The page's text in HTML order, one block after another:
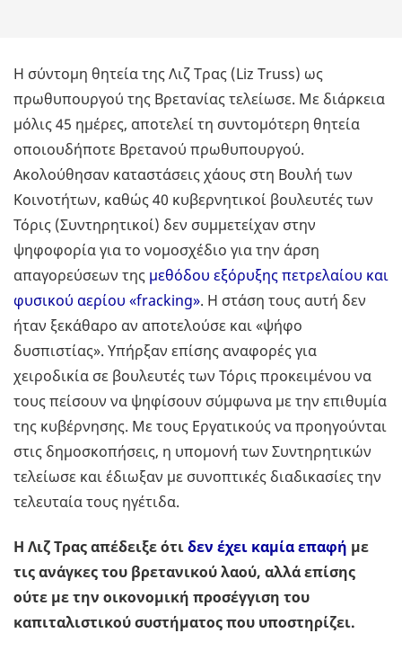
Η σύντομη θητεία της Λιζ Τρας (Liz Truss) ως
πρωθυπουργού της Βρετανίας τελείωσε. Με διάρκεια
μόλις 45 ημέρες, αποτελεί τη συντομότερη θητεία
οποιουδήποτε Βρετανού πρωθυπουργού.
Ακολούθησαν καταστάσεις χάους στη Βουλή των
Κοινοτήτων, καθώς 40 κυβερνητικοί βουλευτές των
Τόρις (Συντηρητικοί) δεν συμμετείχαν στην
ψηφοφορία για το νομοσχέδιο για την άρση
απαγορεύσεων της μεθόδου εξόρυξης πετρελαίου και
φυσικού αερίου «fracking». Η στάση τους αυτή δεν
ήταν ξεκάθαρο αν αποτελούσε και «ψήφο
δυσπιστίας». Υπήρξαν επίσης αναφορές για
χειροδικία σε βουλευτές των Τόρις προκειμένου να
τους πείσουν να ψηφίσουν σύμφωνα με την επιθυμία
της κυβέρνησης. Με τους Εργατικούς να προηγούνται
στις δημοσκοπήσεις, η υπομονή των Συντηρητικών
τελείωσε και έδιωξαν με συνοπτικές διαδικασίες την
τελευταία τους ηγέτιδα.
Η Λιζ Τρας απέδειξε ότιδεν έχει καμία επαφή με
τις ανάγκες του βρετανικού λαού, αλλά επίσης
ούτε με την οικονομική προσέγγιση του
καπιταλιστικού συστήματος που υποστηρίζει.